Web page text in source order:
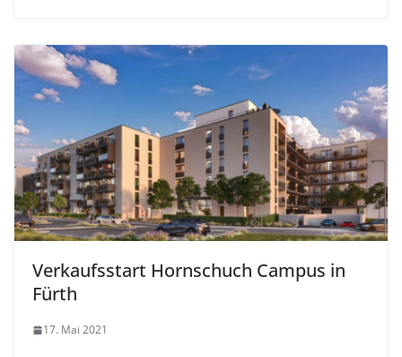
Verkaufsstart Hornschuch Campus in
Fürth
17. Mai 2021